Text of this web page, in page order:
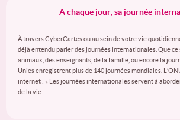
A chaque jour, sa journée
À travers CyberCartes ou au sein de votre vie
déjà entendu parler des journées internationales. Que ce
animaux, des enseignants, de la famille, ou encore la
Unies enregistrent plus de 140 journées mondiales.
internet : « Les journées internationales servent à
de la vie …